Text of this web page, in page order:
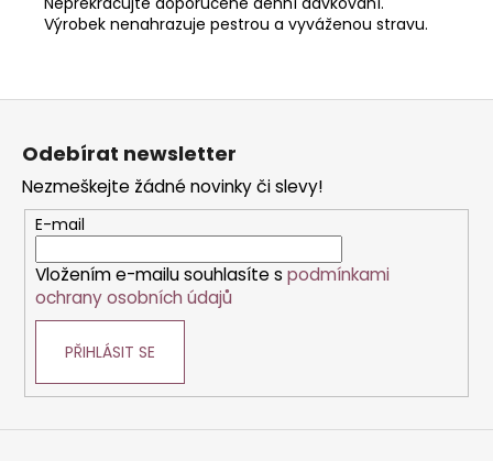
Výrobek nenahrazuje pestrou a vyváženou stravu.
Z
Odebírat newsletter
Nezmeškejte žádné novinky či slevy!
E-mail
Vložením e-mailu souhlasíte s podmínkami
ochrany osobních údajů
PŘIHLÁSIT SE